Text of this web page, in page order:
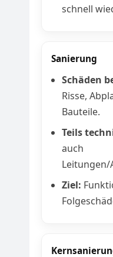
schnell
Sanierung
Schäden
Risse,
Bauteile.
Teils
auch
Ziel: